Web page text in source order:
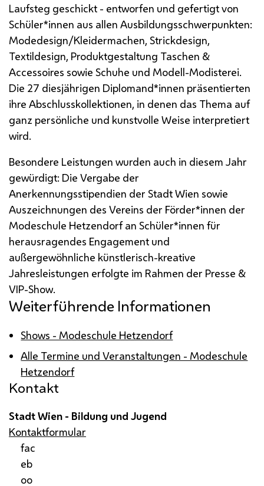
Laufsteg geschickt - entworfen und gefertigt von
Schüler*innen aus allen Ausbildungsschwerpunkten:
Modedesign/Kleidermachen, Strickdesign,
Textildesign, Produktgestaltung Taschen &
Accessoires sowie Schuhe und Modell-Modisterei.
Die 27 diesjährigen Diplomand*innen präsentierten
ihre Abschlusskollektionen, in denen das Thema auf
ganz persönliche und kunstvolle Weise interpretiert
wird.
Besondere Leistungen wurden auch in diesem Jahr
gewürdigt: Die Vergabe der
Anerkennungsstipendien der Stadt Wien sowie
Auszeichnungen des Vereins der Förder*innen der
Modeschule Hetzendorf an Schüler*innen für
herausragendes Engagement und
außergewöhnliche künstlerisch-kreative
Jahresleistungen erfolgte im Rahmen der Presse &
VIP-Show.
Weiterführende Informationen
Shows - Modeschule Hetzendorf
Alle Termine und Veranstaltungen - Modeschule
Hetzendorf
Kontakt
Stadt Wien - Bildung und Jugend
Kontaktformular
fac
eb
oo